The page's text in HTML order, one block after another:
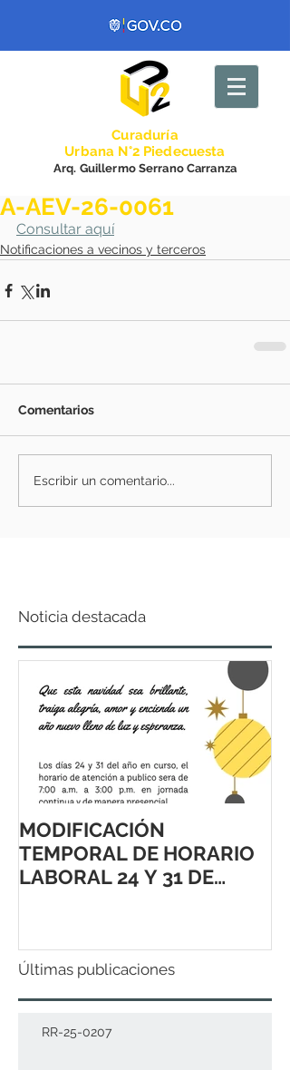
Curaduría
Urbana N°2 Piedecuesta
Arq. Guillermo Serrano Carranza
A-AEV-26-0061
Consultar aquí
Notificaciones a vecinos y terceros
Comentarios
Escribir un comentario...
Noticia destacada
MODIFICACIÓN
TEMPORAL DE HORARIO
LABORAL 24 Y 31 DE
Últimas publicaciones
RR-25-0207